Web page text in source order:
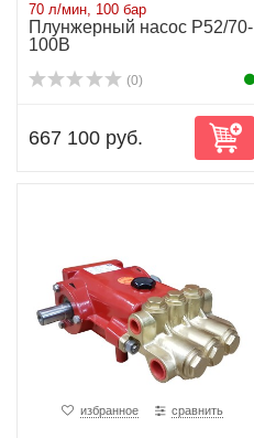
70 л/мин, 100 бар
Плунжерный насос P52/70-
100B
(0)
667 100 руб.
избранное сравнить